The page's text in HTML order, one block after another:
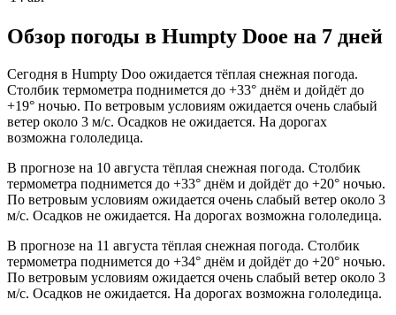
Обзор погоды в Humpty Dooе на 7 дней
Сегодня в Humpty Doo ожидается тёплая снежная погода.
Столбик термометра поднимется до +33° днём и дойдёт до
+19° ночью. По ветровым условиям ожидается очень слабый
ветер около 3 м/с. Осадков не ожидается. На дорогах
возможна гололедица.
В прогнозе на 10 августа тёплая снежная погода. Столбик
термометра поднимется до +33° днём и дойдёт до +20° ночью.
По ветровым условиям ожидается очень слабый ветер около 3
м/с. Осадков не ожидается. На дорогах возможна гололедица.
В прогнозе на 11 августа тёплая снежная погода. Столбик
термометра поднимется до +34° днём и дойдёт до +20° ночью.
По ветровым условиям ожидается очень слабый ветер около 3
м/с. Осадков не ожидается. На дорогах возможна гололедица.